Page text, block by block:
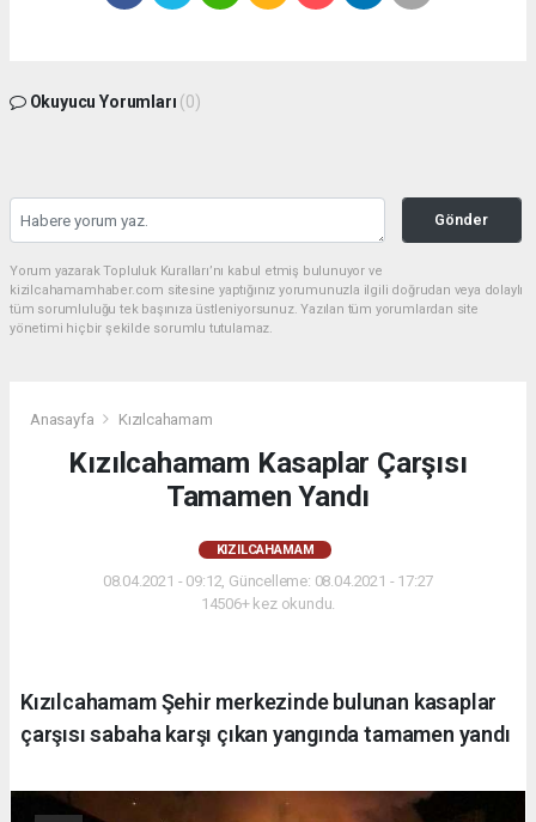
Okuyucu Yorumları (0)
Gönder
Yorum yazarak Topluluk Kuralları’nı kabul etmiş bulunuyor ve
kizilcahamamhaber.com sitesine yaptığınız yorumunuzla ilgili doğrudan veya dolaylı
tüm sorumluluğu tek başınıza üstleniyorsunuz. Yazılan tüm yorumlardan site
yönetimi hiçbir şekilde sorumlu tutulamaz.
Anasayfa Kızılcahamam
Kızılcahamam Kasaplar Çarşısı
Tamamen Yandı
KIZILCAHAMAM
08.04.2021 - 09:12, Güncelleme: 08.04.2021 - 17:27
14506+ kez okundu.
Kızılcahamam Şehir merkezinde bulunan kasaplar
çarşısı sabaha karşı çıkan yangında tamamen yandı